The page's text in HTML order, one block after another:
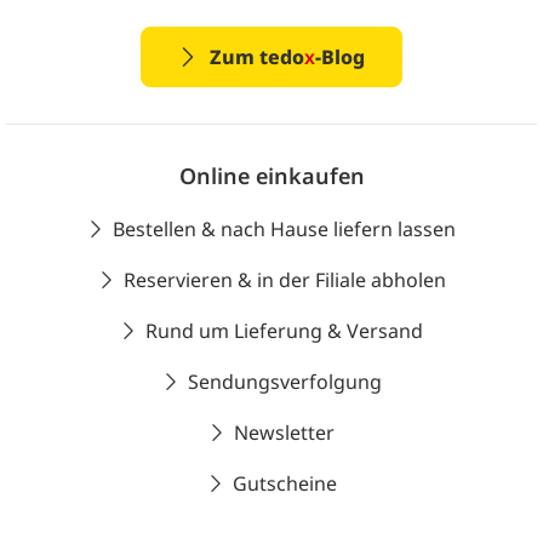
Zum tedox-Blog
Online einkaufen
Bestellen & nach Hause liefern lassen
Reservieren & in der Filiale abholen
Rund um Lieferung & Versand
Sendungsverfolgung
Newsletter
Gutscheine